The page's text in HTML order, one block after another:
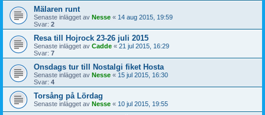
Mälaren runt
Senaste inlägget av Nesse « 14 aug 2015, 19:59
Svar: 2
Resa till Hojrock 23-26 juli 2015
Senaste inlägget av Cadde « 21 jul 2015, 16:29
Svar: 7
Onsdags tur till Nostalgi fiket Hosta
Senaste inlägget av Nesse « 15 jul 2015, 16:30
Svar: 4
Torsång på Lördag
Senaste inlägget av Nesse « 10 jul 2015, 19:55